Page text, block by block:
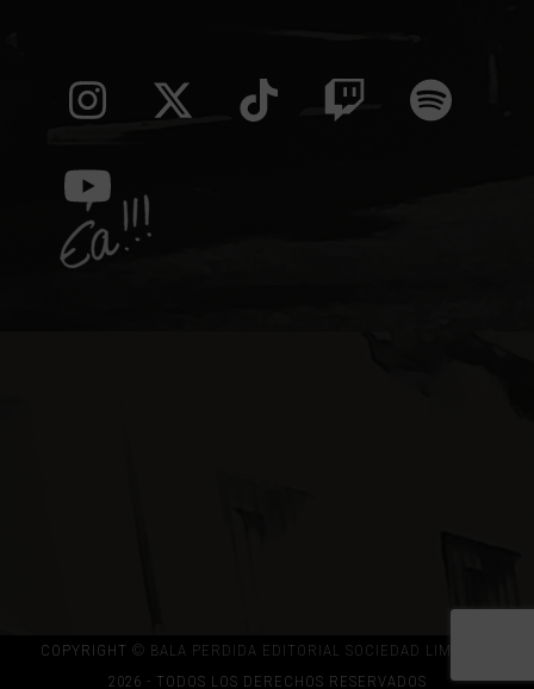
Instagram
TwitterTiktokTwitch
YouTube
COPYRIGHT © BALA PERDIDA EDITORIAL SOCIEDAD LIMITADA
2026 - TODOS LOS DERECHOS RESERVADOS